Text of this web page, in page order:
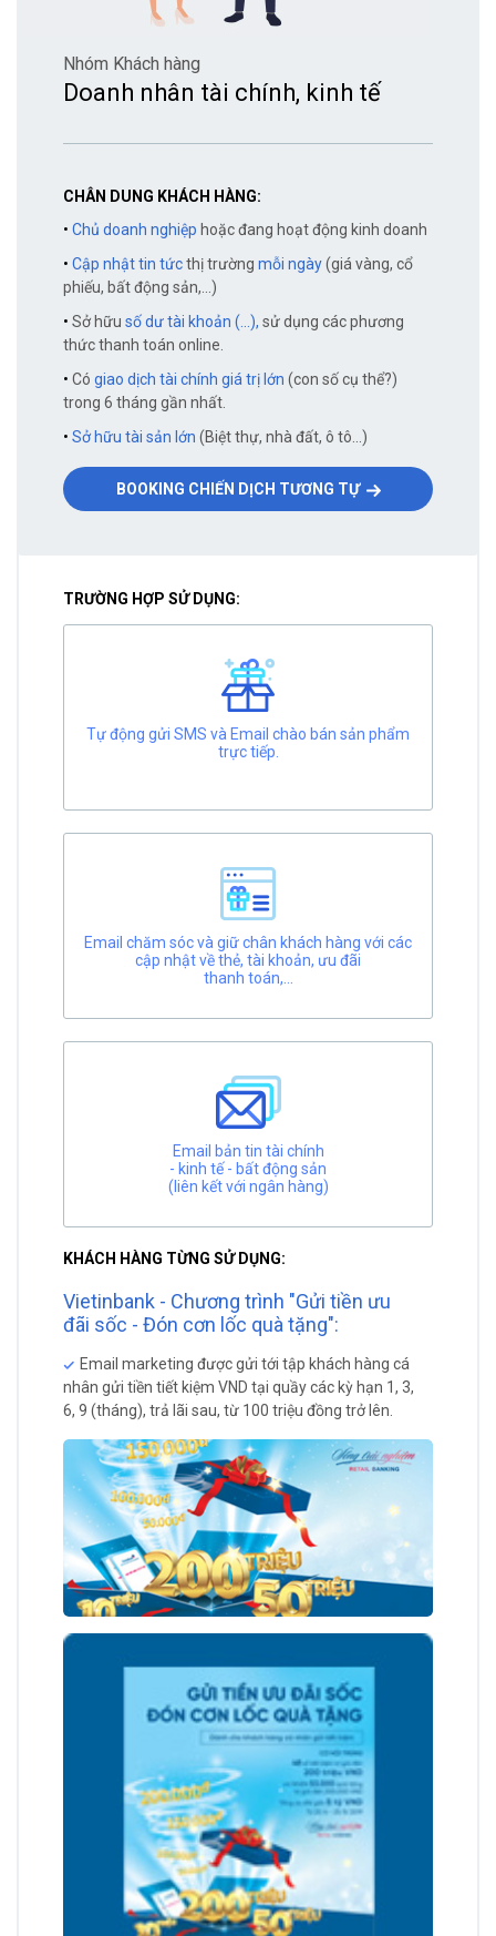
Nhóm Khách hàng
Doanh nhân tài chính, kinh tế
CHÂN DUNG KHÁCH HÀNG:
• Chủ doanh nghiệp hoặc đang hoạt động kinh doanh
• Cập nhật tin tứcthị trường mỗi ngày(giá vàng, cổ
phiếu, bất động sản,...)
• Sở hữu số dư tài khoản (...), sử dụng các phương
thức thanh toán online.
• Có giao dịch tài chính giá trị lớn (con số cụ thể?)
trong 6 tháng gần nhất.
• Sở hữu tài sản lớn (Biệt thự, nhà đất, ô tô...)
BOOKING CHIẾN DỊCH TƯƠNG TỰ
TRƯỜNG HỢP SỬ DỤNG:
Tự động gửi SMS và Email chào bán sản phẩm
trực tiếp.
Email chăm sóc và giữ chân khách hàng với các
cập nhật về thẻ, tài khoản, ưu đãi
thanh toán,...
Email bản tin tài chính
- kinh tế - bất động sản
(liên kết với ngân hàng)
KHÁCH HÀNG TỪNG SỬ DỤNG:
Vietinbank - Chương trình "Gửi tiền ưu
đãi sốc - Đón cơn lốc quà tặng":
Email marketing được gửi tới tập khách hàng cá
nhân gửi tiền tiết kiệm VND tại quầy các kỳ hạn 1, 3,
6, 9 (tháng), trả lãi sau, từ 100 triệu đồng trở lên.